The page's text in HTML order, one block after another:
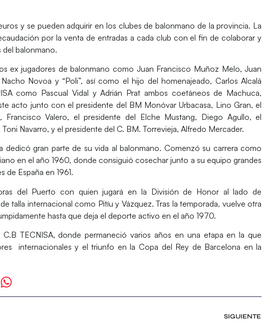
y se pueden adquirir en los clubes de balonmano de la provincia. La
por la venta de entradas a cada club con el fin de colaborar y
del balonmano.
ex jugadores de balonmano como Juan Francisco Muñoz Melo, Juan
Novoa y “Poli”, así como el hijo del homenajeado, Carlos Alcalá
como Pascual Vidal y Adrián Prat ambos coetáneos de Machuca,
acto junto con el presidente del BM Monóvar Urbacasa, Lino Gran, el
Francisco Valero, el presidente del Elche Mustang, Diego Agullo, el
Navarro, y el presidente del C. BM. Torrevieja, Alfredo Mercader.
dedicó gran parte de su vida al balonmano. Comenzó su carrera como
en el año 1960, donde consiguió cosechar junto a su equipo grandes
España en 1961.
del Puerto con quien jugará en la División de Honor al lado de
talla internacional como Pitíu y Vázquez. Tras la temporada, vuelve otra
hasta que deja el deporte activo en el año 1970.
TECNISA, donde permaneció varios años en una etapa en la que
internacionales y el triunfo en la Copa del Rey de Barcelona en la
SIGUIENTE